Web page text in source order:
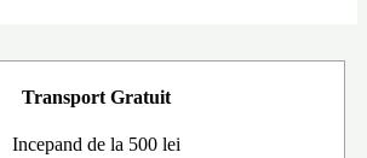
Transport Gratuit
Incepand de la 500 lei